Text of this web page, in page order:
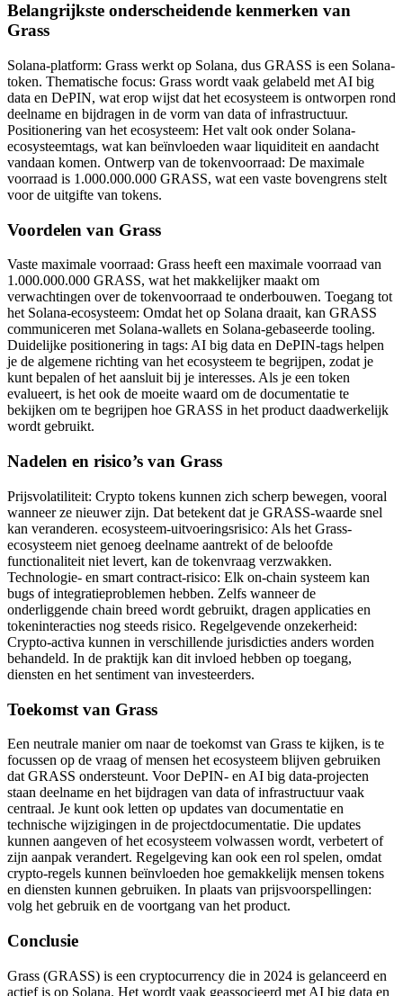
Belangrijkste onderscheidende kenmerken van
Grass
Solana-platform: Grass werkt op Solana, dus GRASS is een Solana-
token. Thematische focus: Grass wordt vaak gelabeld met AI big
data en DePIN, wat erop wijst dat het ecosysteem is ontworpen rond
deelname en bijdragen in de vorm van data of infrastructuur.
Positionering van het ecosysteem: Het valt ook onder Solana-
ecosysteemtags, wat kan beïnvloeden waar liquiditeit en aandacht
vandaan komen. Ontwerp van de tokenvoorraad: De maximale
voorraad is 1.000.000.000 GRASS, wat een vaste bovengrens stelt
voor de uitgifte van tokens.
Voordelen van Grass
Vaste maximale voorraad: Grass heeft een maximale voorraad van
1.000.000.000 GRASS, wat het makkelijker maakt om
verwachtingen over de tokenvoorraad te onderbouwen. Toegang tot
het Solana-ecosysteem: Omdat het op Solana draait, kan GRASS
communiceren met Solana-wallets en Solana-gebaseerde tooling.
Duidelijke positionering in tags: AI big data en DePIN-tags helpen
je de algemene richting van het ecosysteem te begrijpen, zodat je
kunt bepalen of het aansluit bij je interesses. Als je een token
evalueert, is het ook de moeite waard om de documentatie te
bekijken om te begrijpen hoe GRASS in het product daadwerkelijk
wordt gebruikt.
Nadelen en risico’s van Grass
Prijsvolatiliteit: Crypto tokens kunnen zich scherp bewegen, vooral
wanneer ze nieuwer zijn. Dat betekent dat je GRASS-waarde snel
kan veranderen. ecosysteem-uitvoeringsrisico: Als het Grass-
ecosysteem niet genoeg deelname aantrekt of de beloofde
functionaliteit niet levert, kan de tokenvraag verzwakken.
Technologie- en smart contract-risico: Elk on-chain systeem kan
bugs of integratieproblemen hebben. Zelfs wanneer de
onderliggende chain breed wordt gebruikt, dragen applicaties en
tokeninteracties nog steeds risico. Regelgevende onzekerheid:
Crypto-activa kunnen in verschillende jurisdicties anders worden
behandeld. In de praktijk kan dit invloed hebben op toegang,
diensten en het sentiment van investeerders.
Toekomst van Grass
Een neutrale manier om naar de toekomst van Grass te kijken, is te
focussen op de vraag of mensen het ecosysteem blijven gebruiken
dat GRASS ondersteunt. Voor DePIN- en AI big data-projecten
staan deelname en het bijdragen van data of infrastructuur vaak
centraal. Je kunt ook letten op updates van documentatie en
technische wijzigingen in de projectdocumentatie. Die updates
kunnen aangeven of het ecosysteem volwassen wordt, verbetert of
zijn aanpak verandert. Regelgeving kan ook een rol spelen, omdat
crypto-regels kunnen beïnvloeden hoe gemakkelijk mensen tokens
en diensten kunnen gebruiken. In plaats van prijsvoorspellingen:
volg het gebruik en de voortgang van het product.
Conclusie
Grass (GRASS) is een cryptocurrency die in 2024 is gelanceerd en
actief is op Solana. Het wordt vaak geassocieerd met AI big data en